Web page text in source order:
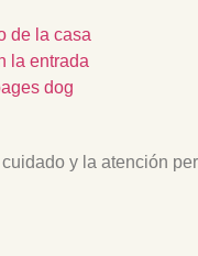
y la atención